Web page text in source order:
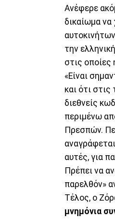
Ανέφερε
δικαίωμα να
την
στις
«Είναι
και ότι
διεθνείς
περιμένω
Πρεσπών.
αυτές, για
Πρέπει να
παρελθόν»
Τέλος, ο
μνημόνια